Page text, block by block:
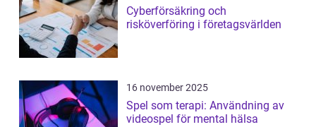
Cyberförsäkring och
risköverföring i företagsvärlden
16 november 2025
Spel som terapi: Användning av
videospel för mental hälsa